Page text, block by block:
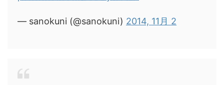
— sanokuni (@sanokuni) 2014, 11月 2